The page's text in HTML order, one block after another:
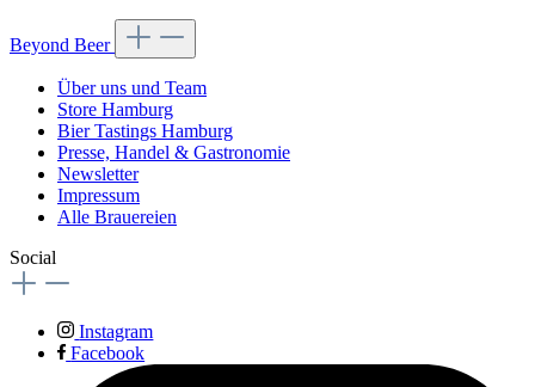
Beyond Beer
Über uns und Team
Store Hamburg
Bier Tastings Hamburg
Presse, Handel & Gastronomie
Newsletter
Impressum
Alle Brauereien
Social
Instagram
Facebook